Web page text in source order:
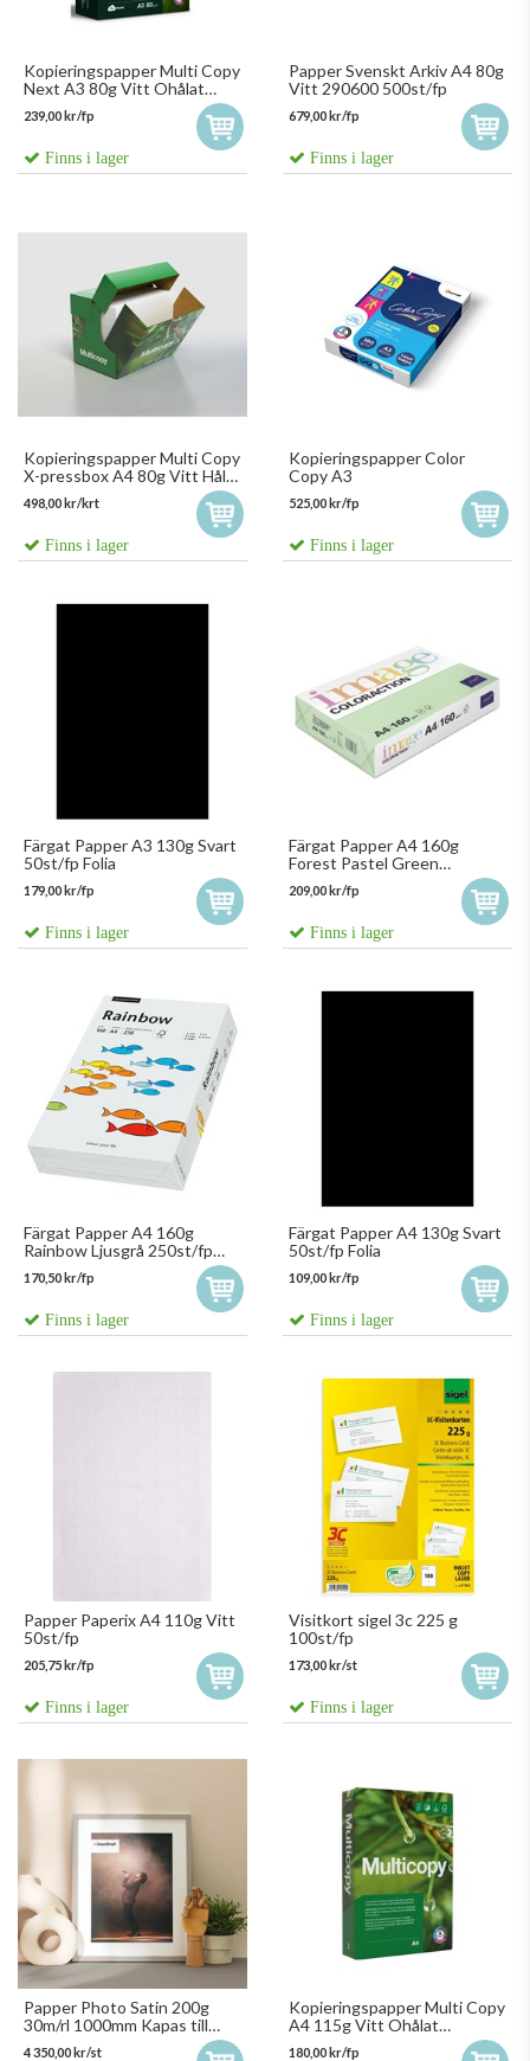
Kopieringspapper Multi Copy
Next A3 80g Vitt Ohålat
500st/fp 158002
239,00 kr/fp
Finns i lager
Papper Svenskt Arkiv A4 80g
Vitt 290600 500st/fp
679,00 kr/fp
Finns i lager
Kopieringspapper Multi Copy
X-pressbox A4 80g Vitt Hålat
2500st/krt
498,00 kr/krt
Finns i lager
Kopieringspapper Color
Copy A3
525,00 kr/fp
Finns i lager
Färgat Papper A3 130g Svart
50st/fp Folia
179,00 kr/fp
Finns i lager
Färgat Papper A4 160g
Forest Pastel Green
250st/fp
209,00 kr/fp
Finns i lager
Färgat Papper A4 160g
Rainbow Ljusgrå 250st/fp
88042791
170,50 kr/fp
Finns i lager
Färgat Papper A4 130g Svart
50st/fp Folia
109,00 kr/fp
Finns i lager
Papper Paperix A4 110g Vitt
50st/fp
205,75 kr/fp
Finns i lager
Visitkort sigel 3c 225 g
100st/fp
173,00 kr/st
Finns i lager
Papper Photo Satin 200g
30m/rl 1000mm Kapas till
1000mm
4 350,00 kr/st
Kopieringspapper Multi Copy
A4 115g Vitt Ohålat
400st/fp
180,00 kr/fp